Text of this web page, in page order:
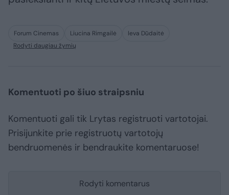
Forum Cinemas Liucina Rimgailė
Ieva Dūdaitė
Rodyti daugiau žymių
Komentuoti po šiuo straipsniu
Komentuoti gali tik Lrytas registruoti vartotojai.
Prisijunkite prie registruotų vartotojų
bendruomenės ir bendraukite komentaruose!
Rodyti komentarus